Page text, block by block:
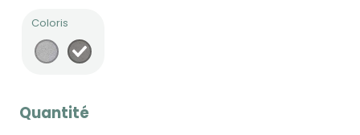
Coloris
Quantité